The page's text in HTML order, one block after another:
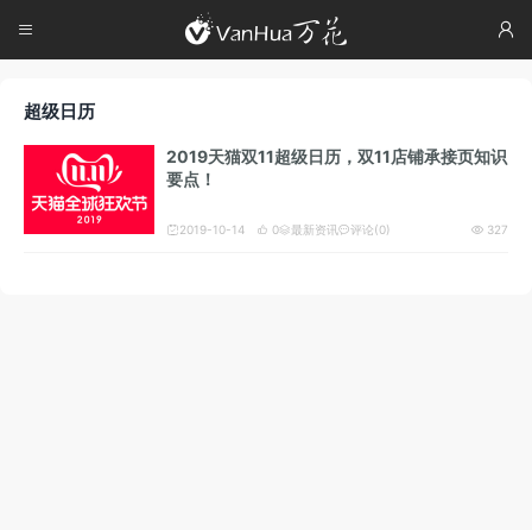

 
超级日历
2019天猫双11超级日历，双11店铺承接页知识
要点！
 2019-10-14  0  327
最新资讯评论(0)